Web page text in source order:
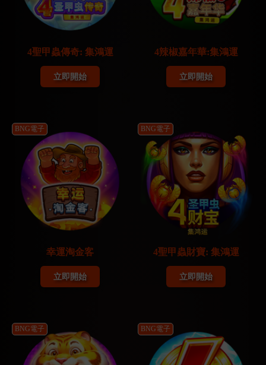
4聖甲蟲傳奇: 集鴻運
立即開始
4辣椒嘉年華:集鴻運
立即開始
BNG電子
幸運淘金客
立即開始
BNG電子
4聖甲蟲財寶: 集鴻運
立即開始
BNG電子 BNG電子